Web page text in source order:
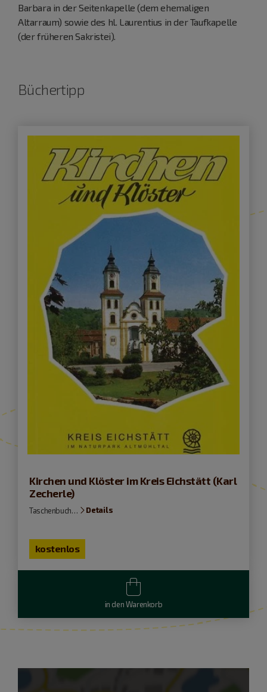
Barbara in der Seitenkapelle (dem ehemaligen
Altarraum) sowie des hl. Laurentius in der Taufkapelle
(der früheren Sakristei).
Büchertipp
Kirchen und Klöster im Kreis Eichstätt (Karl
Zecherle)
Taschenbuch… Details
kostenlos
in den Warenkorb